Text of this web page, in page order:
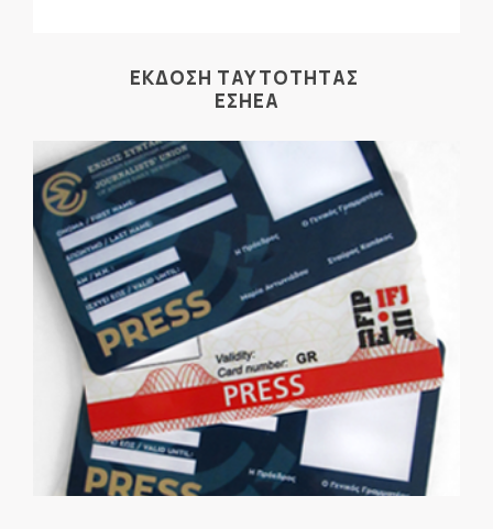
ΕΚΔΟΣΗ ΤΑΥΤΟΤΗΤΑΣ
ΕΣΗΕΑ